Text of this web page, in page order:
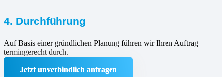
4. Durchführung
Auf Basis einer gründlichen Planung führen wir Ihren Auftrag
termingerecht durch.
Jetzt unverbindlich anfragen